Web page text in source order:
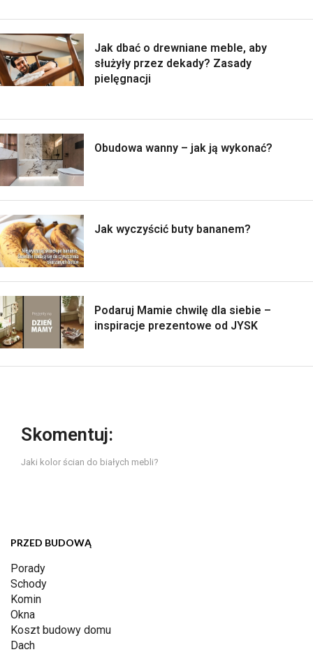
Jak dbać o drewniane meble, aby
służyły przez dekady? Zasady
pielęgnacji
Obudowa wanny – jak ją wykonać?
Jak wyczyścić buty bananem?
Podaruj Mamie chwilę dla siebie –
inspiracje prezentowe od JYSK
Skomentuj:
Jaki kolor ścian do białych mebli?
PRZED BUDOWĄ
Porady
Schody
Komin
Okna
Koszt budowy domu
Dach